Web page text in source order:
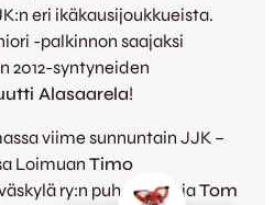
eri ikäkausijoukkueista.
-palkinnon saajaksi
2012-syntyneiden
Alasaarela!
viime sunnuntain JJK –
Loimuan Timo
ry:n puheejohtajaTom